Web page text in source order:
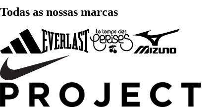
Todas as nossas marcas